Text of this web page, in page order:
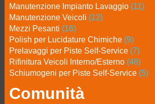
Manutenzione Impianto Lavaggio (11)
Manutenzione Veicoli (12)
Mezzi Pesanti (16)
Polish per Lucidature Chimiche (9)
Prelavaggi per Piste Self-Service (7)
Rifinitura Veicoli Interno/Esterno (48)
Schiumogeni per Piste Self-Service (5)
Comunità